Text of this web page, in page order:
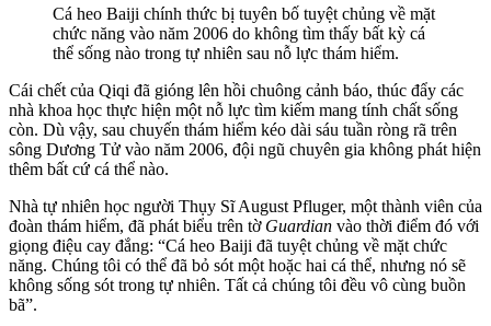
Cá heo Baiji chính thức bị tuyên bố tuyệt chủng về mặt
chức năng vào năm 2006 do không tìm thấy bất kỳ cá
thể sống nào trong tự nhiên sau nỗ lực thám hiểm.
Cái chết của Qiqi đã gióng lên hồi chuông cảnh báo, thúc đẩy các
nhà khoa học thực hiện một nỗ lực tìm kiếm mang tính chất sống
còn. Dù vậy, sau chuyến thám hiểm kéo dài sáu tuần ròng rã trên
sông Dương Tử vào năm 2006, đội ngũ chuyên gia không phát hiện
thêm bất cứ cá thể nào.
Nhà tự nhiên học người Thụy Sĩ August Pfluger, một thành viên của
đoàn thám hiểm, đã phát biểu trên tờ Guardian vào thời điểm đó với
giọng điệu cay đắng: “Cá heo Baiji đã tuyệt chủng về mặt chức
năng. Chúng tôi có thể đã bỏ sót một hoặc hai cá thể, nhưng nó sẽ
không sống sót trong tự nhiên. Tất cả chúng tôi đều vô cùng buồn
bã”.